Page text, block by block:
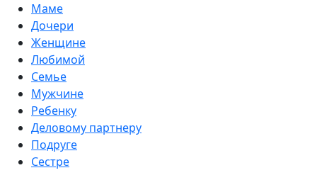
Маме
Дочери
Женщине
Любимой
Семье
Мужчине
Ребенку
Деловому партнеру
Подруге
Сестре